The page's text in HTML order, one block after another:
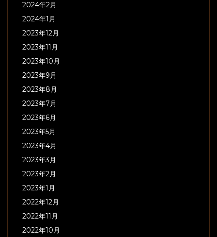
2024年2月
2024年1月
2023年12月
2023年11月
2023年10月
2023年9月
2023年8月
2023年7月
2023年6月
2023年5月
2023年4月
2023年3月
2023年2月
2023年1月
2022年12月
2022年11月
2022年10月